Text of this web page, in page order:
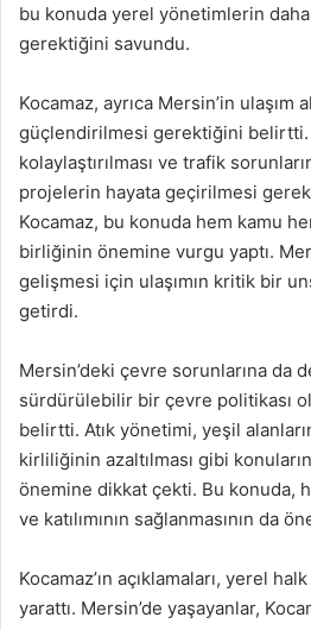
bu konuda yerel yönetimlerin
gerektiğini savundu.
Kocamaz, ayrıca Mersin’in ulaşım
güçlendirilmesi gerektiğini belirtti.
kolaylaştırılması ve trafik
projelerin hayata geçirilmesi
Kocamaz, bu konuda hem kamu
birliğinin önemine vurgu yaptı.
gelişmesi için ulaşımın kritik bir
getirdi.
Mersin’deki çevre sorunlarına da
sürdürülebilir bir çevre politikası
belirtti. Atık yönetimi, yeşil
kirliliğinin azaltılması gibi konuların
önemine dikkat çekti. Bu konuda,
ve katılımının sağlanmasının da
Kocamaz’ın açıklamaları, yerel
yarattı. Mersin’de yaşayanlar,